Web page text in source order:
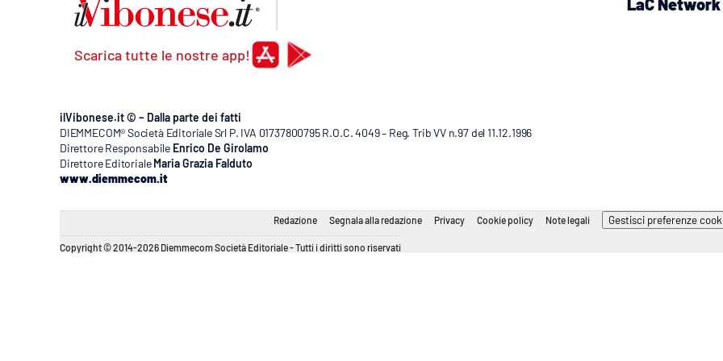
Scarica tutte le nostre app!
LaC Network
ilVibonese.it © – Dalla parte dei fatti
DIEMMECOM® Società Editoriale Srl P. IVA 01737800795 R.O.C. 4049 – Reg. Trib VV n.97 del 11.12.1996
Direttore Responsabile Enrico De Girolamo
Direttore Editoriale Maria Grazia Falduto
www.diemmecom.it
Redazione Segnala alla redazione Privacy Cookie policy Note legali Gestisci preferenze
Copyright © 2014-2026 Diemmecom Società Editoriale - Tutti i diritti sono riservati